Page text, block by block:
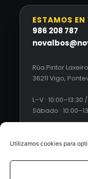
Utilizamos cookies para
ESTAMOS
986 208 787
Rúa Pintor
36211 Vigo,
L–V · 10:00–13:30
Sábado ·
© 2026 Novalbos.